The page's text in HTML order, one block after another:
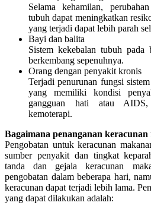
Selama kehamilan,
tubuh dapat meningkatkan
yang terjadi dapat lebih parah
Bayi dan balita
Sistem kekebalan tubuh
berkembang sepenuhnya.
Orang dengan penyakit kronis
Terjadi penurunan fungsi
yang memiliki kondisi
gangguan hati atau
kemoterapi.
Bagaimana penanganan keracunan
Pengobatan untuk keracunan
sumber penyakit dan tingkat
tanda dan gejala keracunan
pengobatan dalam beberapa hari,
keracunan dapat terjadi lebih lama.
yang dapat dilakukan adalah: